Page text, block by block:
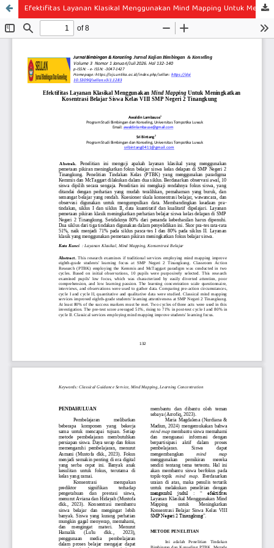
Efektifitas Layanan Klasikal Menggunakan Mind Mapping Untuk Meningkatkan Kosentrasi Belajar Siswa Kelas VIII SMP Negeri 2 Tinangkung